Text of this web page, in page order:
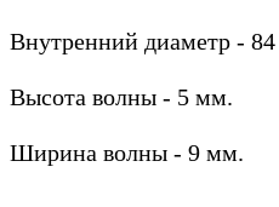
Внутренний диаметр -
Высота волны - 5 мм.
Ширина волны - 9 мм.